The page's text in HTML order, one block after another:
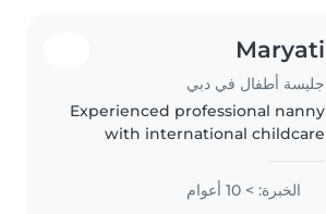
Maryati
جليسة أطفال في دبي
Experienced professional nanny
with international childcare
Jumeirah caring for newborn
twins and a 3-year-old child,
الخبرة: > 10 أعوام